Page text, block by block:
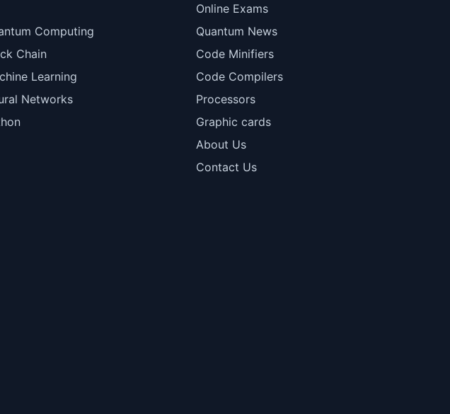
Computing
Chain
Learning
Networks
Online Exams
Quantum News
Code Minifiers
Code Compilers
Processors
Graphic cards
About Us
Contact Us